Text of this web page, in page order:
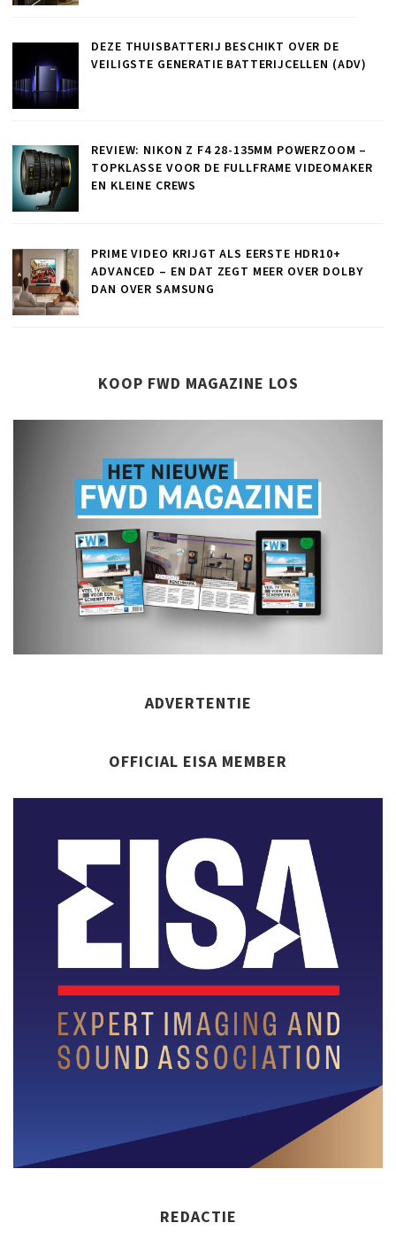
DEZE THUISBATTERIJ BESCHIKT OVER DE
VEILIGSTE GENERATIE BATTERIJCELLEN (ADV)
REVIEW: NIKON Z F4 28-135MM POWERZOOM –
TOPKLASSE VOOR DE FULLFRAME VIDEOMAKER
EN KLEINE CREWS
PRIME VIDEO KRIJGT ALS EERSTE HDR10+
ADVANCED – EN DAT ZEGT MEER OVER DOLBY
DAN OVER SAMSUNG
KOOP FWD MAGAZINE LOS
ADVERTENTIE
OFFICIAL EISA MEMBER
REDACTIE